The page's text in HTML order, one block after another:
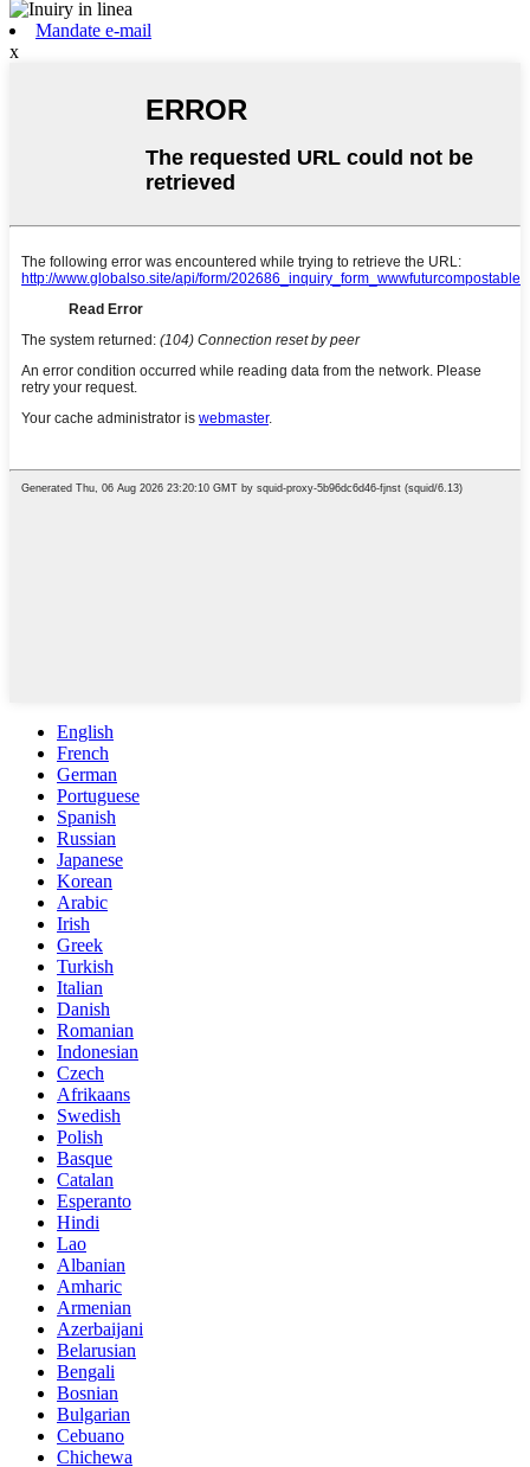
Mandate e-mail
x
English
French
German
Portuguese
Spanish
Russian
Japanese
Korean
Arabic
Irish
Greek
Turkish
Italian
Danish
Romanian
Indonesian
Czech
Afrikaans
Swedish
Polish
Basque
Catalan
Esperanto
Hindi
Lao
Albanian
Amharic
Armenian
Azerbaijani
Belarusian
Bengali
Bosnian
Bulgarian
Cebuano
Chichewa